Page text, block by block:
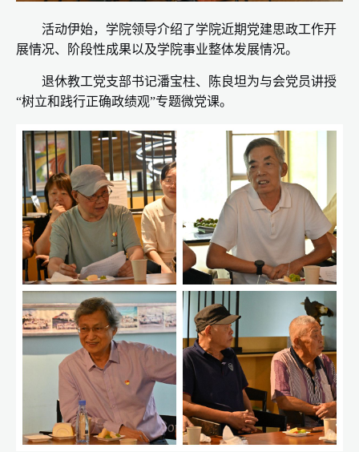
活动伊始，学院领导介绍了学院近期党建思政工作开
展情况、阶段性成果以及学院事业整体发展情况。
退休教工党支部书记潘宝柱、陈良坦为与会党员讲授
“树立和践行正确政绩观”专题微党课。